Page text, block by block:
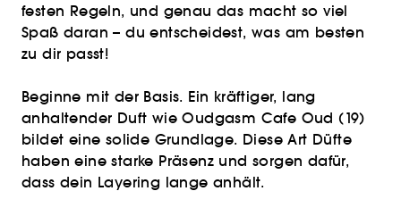
festen Regeln, und genau das macht so viel
Spaß daran – du entscheidest, was am besten
zu dir passt!
Beginne mit der Basis. Ein kräftiger, lang
anhaltender Duft wie Oudgasm Cafe Oud (19)
bildet eine solide Grundlage. Diese Art Düfte
haben eine starke Präsenz und sorgen dafür,
dass dein Layering lange anhält.